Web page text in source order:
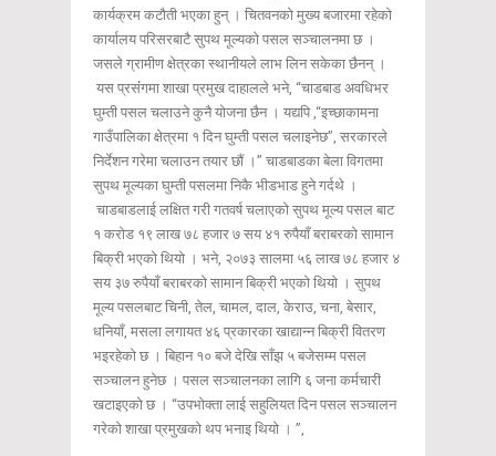
कार्यक्रम कटौती भएका हुन् । चितवनको मुख्य बजारमा रहेको
कार्यालय परिसरबाटै सुपथ मूल्यको पसल सञ्चालनमा छ ।
जसले ग्रामीण क्षेत्रका स्थानीयले लाभ लिन सकेका छैनन् ।
यस प्रसंंगमा शाखा प्रमुख दाहालले भने, “चाडबाड अवधिभर
घुम्ती पसल चलाउने कुनै योजना छैन । यद्यपि ,“इच्छाकामना
गाउँपालिका क्षेत्रमा १ दिन घुम्ती पसल चलाइनेछ”, सरकारले
निर्देशन गरेमा चलाउन तयार छौं ।” चाडबाडका बेला विगतमा
सुपथ मूल्यका घुम्ती पसलमा निकै भीडभाड हुने गर्दथे ।
चाडबाडलाई लक्षित गरी गतवर्ष चलाएको सुपथ मूल्य पसल बाट
१ करोड १९ लाख ७८ हजार ७ सय ४१ रुपैयाँ बराबरको सामान
बिक्री भएको थियो । भने, २०७३ सालमा ५६ लाख ७८ हजार ४
सय ३७ रुपैयाँ बराबरको सामान बिक्री भएको थियो । सुपथ
मूल्य पसलबाट चिनी, तेल, चामल, दाल, केराउ, चना, बेसार,
धनियाँ, मसला लगायत ४६ प्रकारका खाद्यान्न बिक्री वितरण
भइरहेको छ । बिहान १० बजे देखि साँझ ५ बजेसम्म पसल
सञ्चालन हुनेछ । पसल सञ्चालनका लागि ६ जना कर्मचारी
खटाइएको छ । “उपभोक्ता लाई सहुलियत दिन पसल सञ्चालन
गरेको शाखा प्रमुखको थप भनाइ थियो । ”,